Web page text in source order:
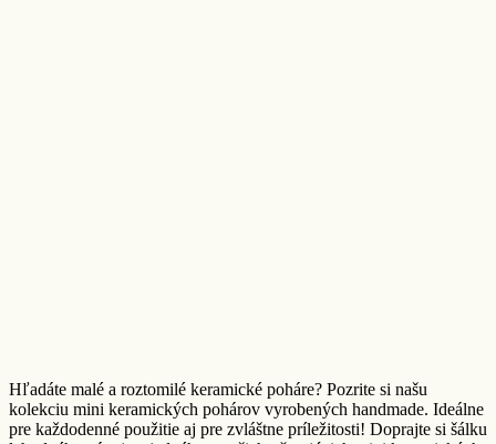
Hľadáte malé a roztomilé keramické poháre? Pozrite si našu
kolekciu mini keramických pohárov vyrobených handmade. Ideálne
pre každodenné použitie aj pre zvláštne príležitosti! Doprajte si šálku